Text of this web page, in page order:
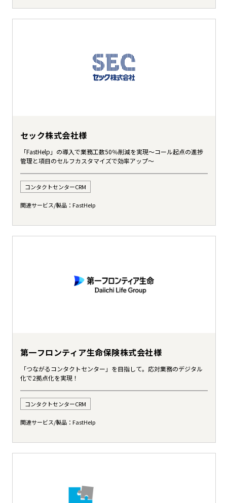
セック株式会社様
「FastHelp」の導入で業務工数50％削減を実現～コール起点の進捗
管理と項目のセルフカスタマイズで効率アップ～
コンタクトセンターCRM
関連サービス/製品： FastHelp
第一フロンティア生命保険株式会社様
「つながるコンタクトセンター」を目指して。応対業務のデジタル
化で2拠点化を実現！
コンタクトセンターCRM
関連サービス/製品： FastHelp